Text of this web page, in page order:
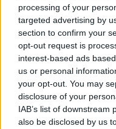
processing of your
targeted advertising by
section to confirm your
opt-out request is
interest-based ads
us or personal
your opt-out. You may
disclosure of your
IAB’s list of
also be disclosed by us
διαμονής (δεν έχει
να συσταθεί
βραχυχρόνιας
καταχωρίσουν στο
απαραίτητα για
εισοδήματος